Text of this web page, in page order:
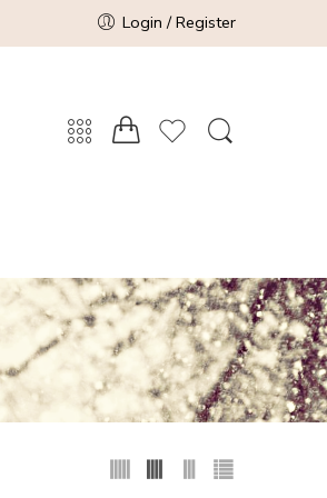
Login / Register